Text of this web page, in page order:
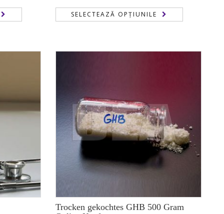
de
prețuri:
până
SELECTEAZĂ OPȚIUNILE
Trocken gekochtes GHB 500 Gram